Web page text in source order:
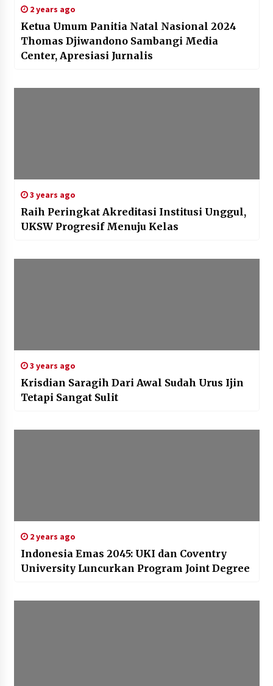
2 years ago
Ketua Umum Panitia Natal Nasional 2024
Thomas Djiwandono Sambangi Media
Center, Apresiasi Jurnalis
3 years ago
Raih Peringkat Akreditasi Institusi Unggul,
UKSW Progresif Menuju Kelas
3 years ago
Krisdian Saragih Dari Awal Sudah Urus Ijin
Tetapi Sangat Sulit
2 years ago
Indonesia Emas 2045: UKI dan Coventry
University Luncurkan Program Joint Degree